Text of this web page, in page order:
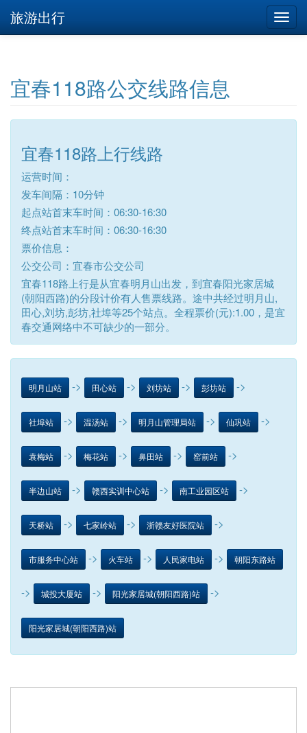
旅游出行
宜春118路公交线路信息
宜春118路上行线路
运营时间：
发车间隔：10分钟
起点站首末车时间：06:30-16:30
终点站首末车时间：06:30-16:30
票价信息：
公交公司：宜春市公交公司
宜春118路上行是从宜春明月山出发，到宜春阳光家居城
(朝阳西路)的分段计价有人售票线路。途中共经过明月山,
田心,刘坊,彭坊,社埠等25个站点。全程票价(元):1.00，是宜
春交通网络中不可缺少的一部分。
明月山站 -> 田心站 -> 刘坊站 -> 彭坊站 ->
社埠站 -> 温汤站 -> 明月山管理局站 -> 仙巩站 ->
袁梅站 -> 梅花站 -> 鼻田站 -> 窑前站 ->
半边山站 -> 赣西实训中心站 -> 南工业园区站 ->
天桥站 -> 七家岭站 -> 浙赣友好医院站 ->
市服务中心站 -> 火车站 -> 人民家电站 -> 朝阳东路站
-> 城投大厦站 -> 阳光家居城(朝阳西路)站 ->
阳光家居城(朝阳西路)站